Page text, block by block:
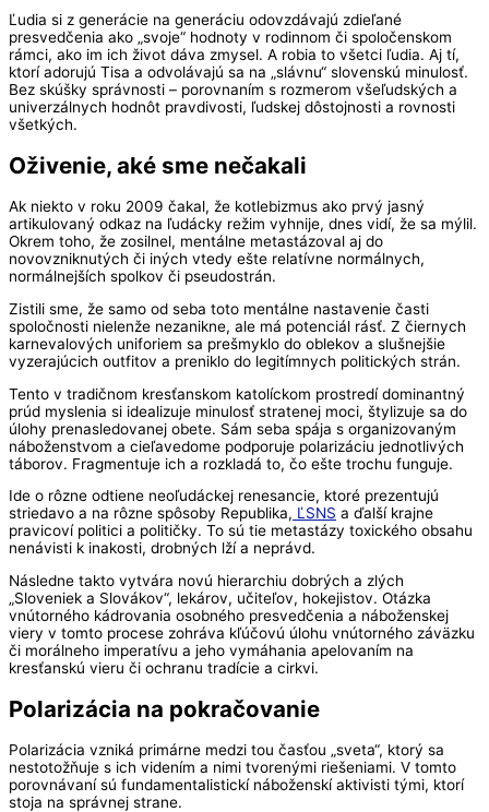
Ľudia si z generácie na generáciu odovzdávajú zdieľané
presvedčenia ako „svoje“ hodnoty v rodinnom či spoločenskom
rámci, ako im ich život dáva zmysel. A robia to všetci ľudia. Aj tí,
ktorí adorujú Tisa a odvolávajú sa na „slávnu“ slovenskú minulosť.
Bez skúšky správnosti – porovnaním s rozmerom všeľudských a
univerzálnych hodnôt pravdivosti, ľudskej dôstojnosti a rovnosti
všetkých.
Oživenie, aké sme nečakali
Ak niekto v roku 2009 čakal, že kotlebizmus ako prvý jasný
artikulovaný odkaz na ľudácky režim vyhnije, dnes vidí, že sa mýlil.
Okrem toho, že zosilnel, mentálne metastázoval aj do
novovzniknutých či iných vtedy ešte relatívne normálnych,
normálnejších spolkov či pseudostrán.
Zistili sme, že samo od seba toto mentálne nastavenie časti
spoločnosti nielenže nezanikne, ale má potenciál rásť. Z čiernych
karnevalových uniforiem sa prešmyklo do oblekov a slušnejšie
vyzerajúcich outfitov a preniklo do legitímnych politických strán.
Tento v tradičnom kresťanskom katolíckom prostredí dominantný
prúd myslenia si idealizuje minulosť stratenej moci, štylizuje sa do
úlohy prenasledovanej obete. Sám seba spája s organizovaným
náboženstvom a cieľavedome podporuje polarizáciu jednotlivých
táborov. Fragmentuje ich a rozkladá to, čo ešte trochu funguje.
Ide o rôzne odtiene neoľudáckej renesancie, ktoré prezentujú
striedavo a na rôzne spôsoby Republika, ĽSNS a ďalší krajne
pravicoví politici a političky. To sú tie metastázy toxického obsahu
nenávisti k inakosti, drobných lží a neprávd.
Následne takto vytvára novú hierarchiu dobrých a zlých
„Sloveniek a Slovákov“, lekárov, učiteľov, hokejistov. Otázka
vnútorného kádrovania osobného presvedčenia a náboženskej
viery v tomto procese zohráva kľúčovú úlohu vnútorného záväzku
či morálneho imperatívu a jeho vymáhania apelovaním na
kresťanskú vieru či ochranu tradície a cirkvi.
Polarizácia na pokračovanie
Polarizácia vzniká primárne medzi tou časťou „sveta“, ktorý sa
nestotožňuje s ich videním a nimi tvorenými riešeniami. V tomto
porovnávaní sú fundamentalistickí náboženskí aktivisti tými, ktorí
stoja na správnej strane.